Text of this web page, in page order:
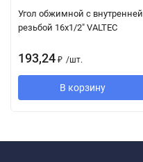
Угол обжимной с внутренней
резьбой 16х1/2" VALTEC
193,24 ₽ /шт.
В корзину